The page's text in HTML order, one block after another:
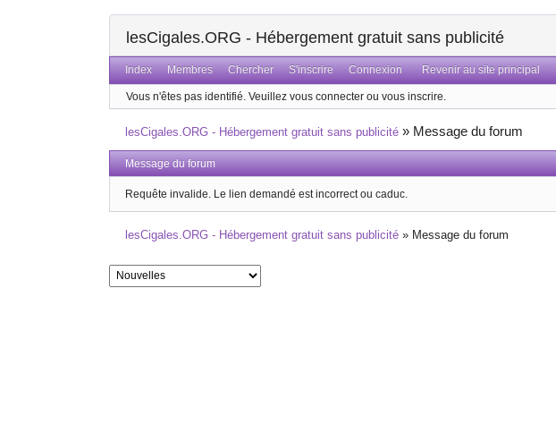
lesCigales.ORG - Hébergement gratuit sans publicité
Index Membres Chercher S'inscrire Connexion Revenir au site principal
Vous n'êtes pas identifié. Veuillez vous connecter ou vous inscrire.
lesCigales.ORG - Hébergement gratuit sans publicité » Message du forum
Message du forum
Requête invalide. Le lien demandé est incorrect ou caduc.
lesCigales.ORG - Hébergement gratuit sans publicité » Message du forum